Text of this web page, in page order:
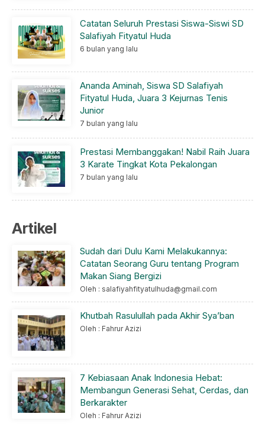
Catatan Seluruh Prestasi Siswa-Siswi SD
Salafiyah Fityatul Huda
6 bulan yang lalu
Ananda Aminah, Siswa SD Salafiyah
Fityatul Huda, Juara 3 Kejurnas Tenis
Junior
7 bulan yang lalu
Prestasi Membanggakan! Nabil Raih Juara
3 Karate Tingkat Kota Pekalongan
7 bulan yang lalu
Artikel
Sudah dari Dulu Kami Melakukannya:
Catatan Seorang Guru tentang Program
Makan Siang Bergizi
Oleh : salafiyahfityatulhuda@gmail.com
Khutbah Rasulullah pada Akhir Sya’ban
Oleh : Fahrur Azizi
7 Kebiasaan Anak Indonesia Hebat:
Membangun Generasi Sehat, Cerdas, dan
Berkarakter
Oleh : Fahrur Azizi